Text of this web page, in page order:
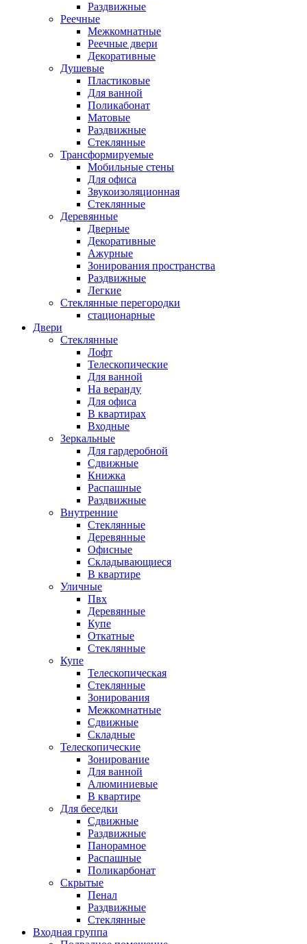
Раздвижные
Реечные
Межкомнатные
Реечные двери
Декоративные
Душевые
Пластиковые
Для ванной
Поликабонат
Матовые
Раздвижные
Стеклянные
Трансформируемые
Мобильные стены
Для офиса
Звукоизоляционная
Стеклянные
Деревянные
Дверные
Декоративные
Ажурные
Зонирования пространства
Раздвижные
Легкие
Стеклянные перегородки
стационарные
Двери
Стеклянные
Лофт
Телескопические
Для ванной
На веранду
Для офиса
В квартирах
Входные
Зеркальные
Для гардеробной
Сдвижные
Книжка
Распашные
Раздвижные
Внутренние
Стеклянные
Деревянные
Офисные
Складывающиеся
В квартире
Уличные
Пвх
Деревянные
Купе
Откатные
Стеклянные
Купе
Телескопическая
Стеклянные
Зонирования
Межкомнатные
Сдвижные
Складные
Телескопические
Зонирование
Для ванной
Алюминиевые
В квартире
Для беседки
Сдвижные
Раздвижные
Панорамное
Распашные
Поликарбонат
Скрытые
Пенал
Раздвижные
Стеклянные
Входная группа